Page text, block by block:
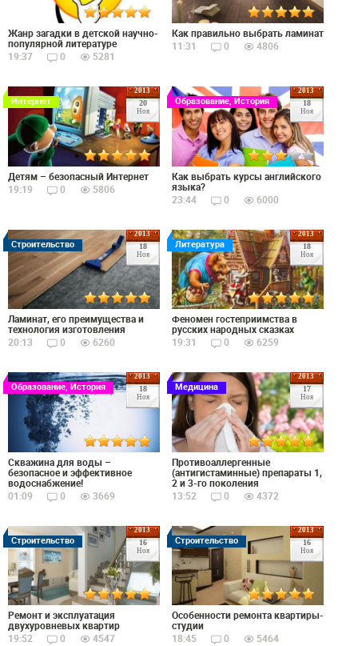
Жанр загадки в детской научно-
популярной литературе
19:37
0 5281
Как правильно выбрать ламинат
11:31
0 4806
2013
20
Ноя
Интернет
Детям – безопасный Интернет
19:19
0 5806
2013
18
Ноя
Образование, История
Как выбрать курсы английского
языка?
23:44
0 6000
2013
18
Ноя
Строительство
Ламинат, его преимущества и
технология изготовления
20:13
0 6260
2013
18
Ноя
Литература
Феномен гостеприимства в
русских народных сказках
19:31
0 6259
2013
18
Ноя
Образование, История
Скважина для воды –
безопасное и эффективное
водоснабжение!
01:09
0 3669
2013
17
Ноя
Медицина
Противоаллергенные
(антигистаминные) препараты 1,
2 и 3-го поколения
13:52
0 4372
2013
16
Ноя
Строительство
Ремонт и эксплуатация
двухуровневых квартир
19:52
0 4547
2013
16
Ноя
Строительство
Особенности ремонта квартиры-
студии
18:45
0 5464